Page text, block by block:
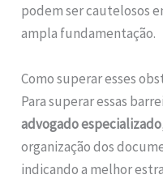
podem ser cautelosos
ampla fundamentação.
Como superar esses
Para superar essas
advogado especializado
organização dos
indicando a melhor